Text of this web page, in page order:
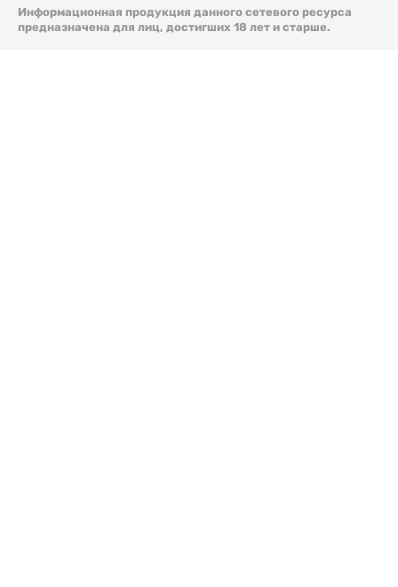
Информационная продукция данного сетевого ресурса
предназначена для лиц, достигших 18 лет и старше.